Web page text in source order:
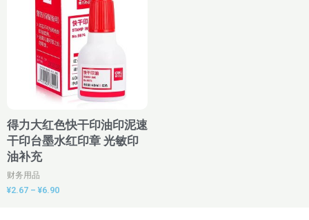
得力大红色快干印油印泥速
干印台墨水红印章 光敏印
油补充
财务用品
¥2.67 – ¥6.90
围：
¥2.67
至
¥6.90